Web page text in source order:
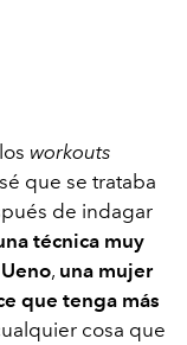
workouts
que se trataba
de indagar
técnica muy
, una mujer
que tenga más
cosa que